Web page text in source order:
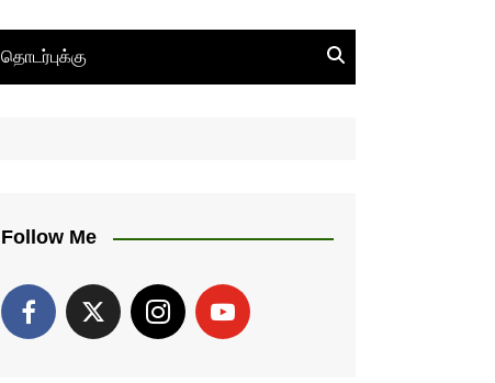
தொடர்புக்கு
Follow Me